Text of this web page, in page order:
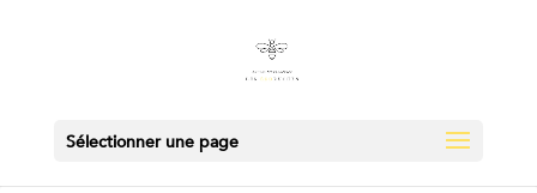
Sélectionner une page